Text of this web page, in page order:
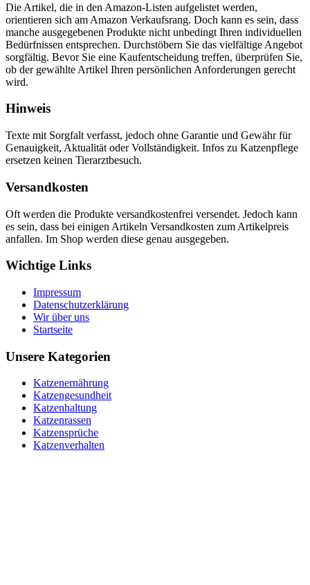
Die Artikel, die in den Amazon-Listen aufgelistet werden,
orientieren sich am Amazon Verkaufsrang. Doch kann es sein, dass
manche ausgegebenen Produkte nicht unbedingt Ihren individuellen
Bedürfnissen entsprechen. Durchstöbern Sie das vielfältige Angebot
sorgfältig. Bevor Sie eine Kaufentscheidung treffen, überprüfen Sie,
ob der gewählte Artikel Ihren persönlichen Anforderungen gerecht
wird.
Hinweis
Texte mit Sorgfalt verfasst, jedoch ohne Garantie und Gewähr für
Genauigkeit, Aktualität oder Vollständigkeit. Infos zu Katzenpflege
ersetzen keinen Tierarztbesuch.
Versandkosten
Oft werden die Produkte versandkostenfrei versendet. Jedoch kann
es sein, dass bei einigen Artikeln Versandkosten zum Artikelpreis
anfallen. Im Shop werden diese genau ausgegeben.
Wichtige Links
Impressum
Datenschutzerklärung
Wir über uns
Startseite
Unsere Kategorien
Katzenernährung
Katzengesundheit
Katzenhaltung
Katzenrassen
Katzensprüche
Katzenverhalten